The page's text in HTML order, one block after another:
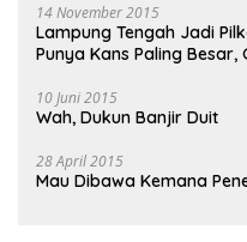
14 November 2015
Lampung Tengah Jadi
Punya Kans Paling
10 Juni 2015
Wah, Dukun Banjir Duit
28 April 2015
Mau Dibawa Kemana